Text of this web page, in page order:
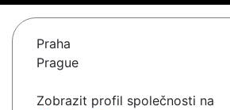
Praha
Prague
Zobrazit profil společnosti na